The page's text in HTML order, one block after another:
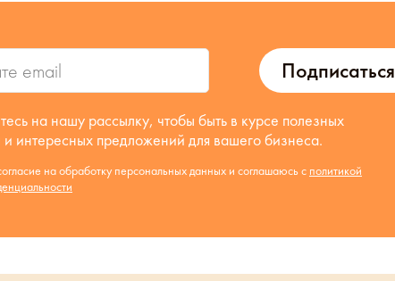
Подписаться
на нашу рассылку, чтобы быть в курсе полезных
и интересных предложений для вашего бизнеса.
на обработку персональных данных и соглашаюсь с политикой